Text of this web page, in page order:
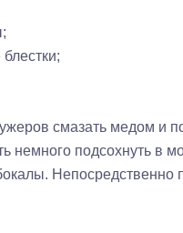
смазать медом и
немного подсохнуть в
Непосредственно